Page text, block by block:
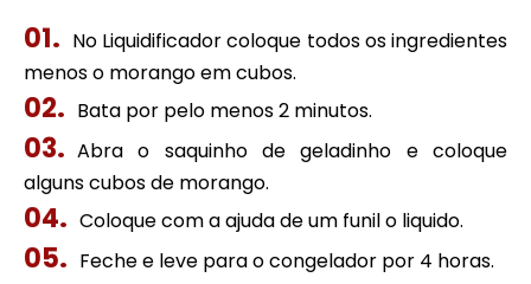
No Liquidificador coloque todos os ingredientes
menos o morango em cubos.
Bata por pelo menos 2 minutos.
Abra o saquinho de geladinho e coloque
alguns cubos de morango.
Coloque com a ajuda de um funil o liquido.
Feche e leve para o congelador por 4 horas.